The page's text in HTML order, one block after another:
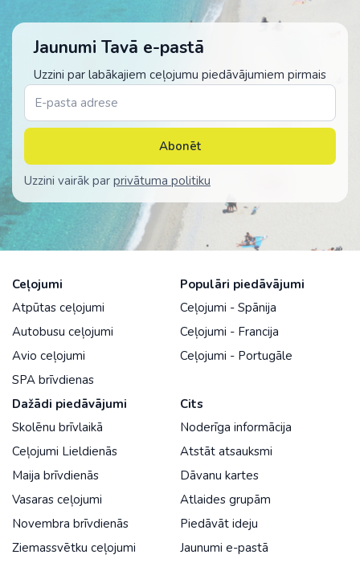
Jaunumi Tavā e-pastā
Uzzini par labākajiem ceļojumu piedāvājumiem pirmais
Abonēt
Uzzini vairāk par privātuma politiku
Ceļojumi
Atpūtas ceļojumi
Autobusu ceļojumi
Avio ceļojumi
SPA brīvdienas
Populāri piedāvājumi
Ceļojumi - Spānija
Ceļojumi - Francija
Ceļojumi - Portugāle
Dažādi piedāvājumi
Skolēnu brīvlaikā
Ceļojumi Lieldienās
Maija brīvdienās
Vasaras ceļojumi
Novembra brīvdienās
Ziemassvētku ceļojumi
Cits
Noderīga informācija
Atstāt atsauksmi
Dāvanu kartes
Atlaides grupām
Piedāvāt ideju
Jaunumi e-pastā